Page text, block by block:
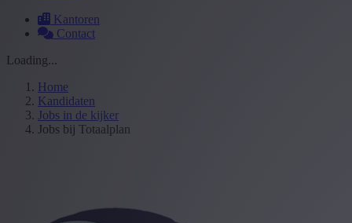
Kantoren
Contact
Loading...
Home
Kandidaten
Jobs in de kijker
Jobs bij Totaalplan